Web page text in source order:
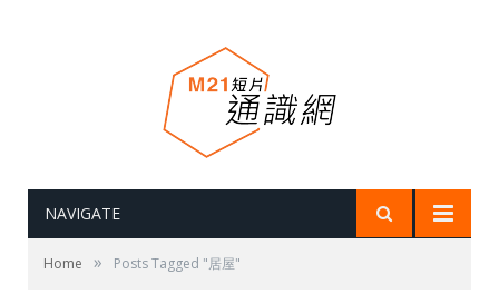
NAVIGATE
Home » Posts Tagged "居屋"